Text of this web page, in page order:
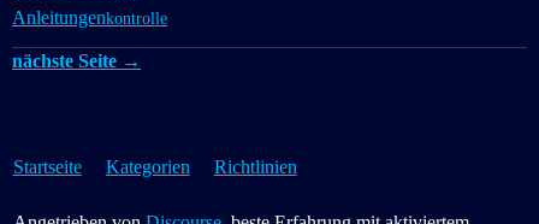
Anleitungenkontrolle
nächste Seite →
Startseite Kategorien Richtlinien